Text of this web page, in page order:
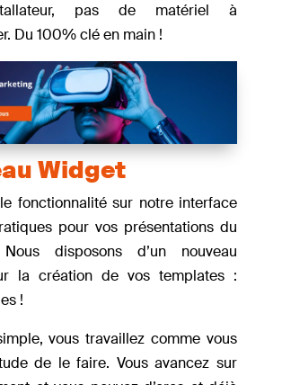
pas de matériel à
Du 100% clé en main !
Widget
fonctionnalité sur notre interface
pour vos présentations du
disposons d’un nouveau
la création de vos templates :
!
vous travaillez comme vous
de le faire. Vous avancez sur